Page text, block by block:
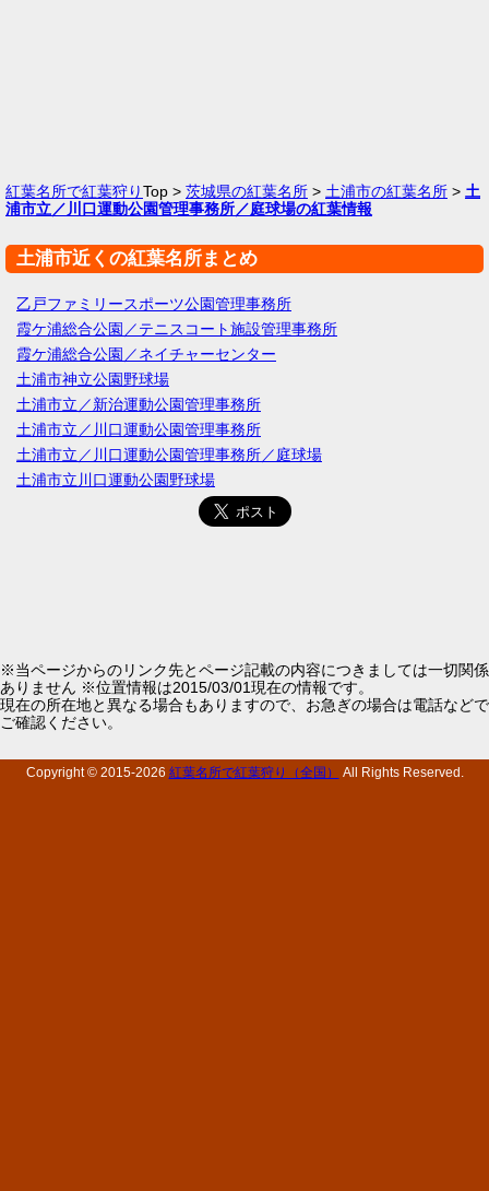
紅葉名所で紅葉狩りTop > 茨城県の紅葉名所 > 土浦市の紅葉名所 > 土
浦市立／川口運動公園管理事務所／庭球場の紅葉情報
土浦市近くの紅葉名所まとめ
乙戸ファミリースポーツ公園管理事務所
霞ケ浦総合公園／テニスコート施設管理事務所
霞ケ浦総合公園／ネイチャーセンター
土浦市神立公園野球場
土浦市立／新治運動公園管理事務所
土浦市立／川口運動公園管理事務所
土浦市立／川口運動公園管理事務所／庭球場
土浦市立川口運動公園野球場
※当ページからのリンク先とページ記載の内容につきましては一切関係
ありません ※位置情報は2015/03/01現在の情報です。
現在の所在地と異なる場合もありますので、お急ぎの場合は電話などで
ご確認ください。
Copyright © 2015-2026 紅葉名所で紅葉狩り（全国） All Rights Reserved.